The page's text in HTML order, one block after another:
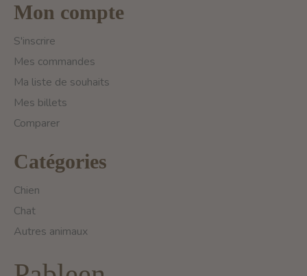
Mon compte
S'inscrire
Mes commandes
Ma liste de souhaits
Mes billets
Comparer
Catégories
Chien
Chat
Autres animaux